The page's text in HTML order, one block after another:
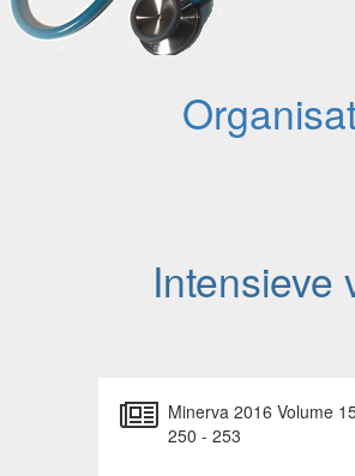
Intensieve
Minerva 2016 Volume
250 - 253